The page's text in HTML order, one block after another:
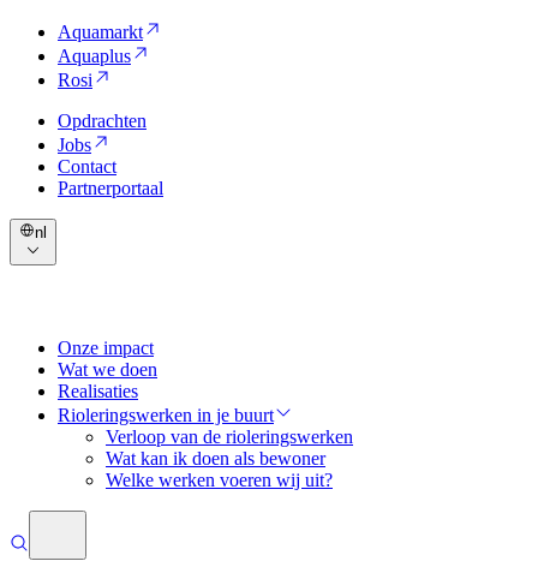
Aquamarkt
Aquaplus
Rosi
Opdrachten
Jobs
Contact
Partnerportaal
nl
Onze impact
Wat we doen
Realisaties
Rioleringswerken in je buurt
Verloop van de rioleringswerken
Wat kan ik doen als bewoner
Welke werken voeren wij uit?